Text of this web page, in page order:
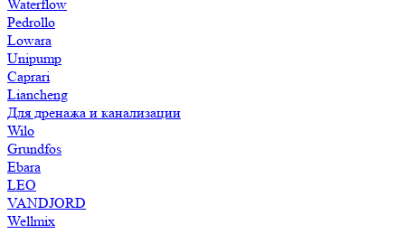
Waterflow
Pedrollo
Lowara
Unipump
Caprari
Liancheng
Для дренажа и канализации
Wilo
Grundfos
Ebara
LEO
VANDJORD
Wellmix